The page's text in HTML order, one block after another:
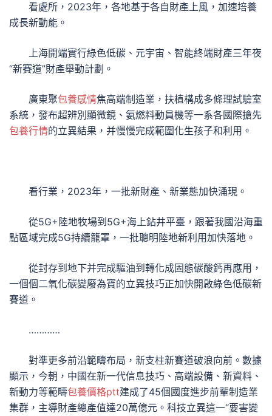
看處所，2023年，各地基于各自財產上風，加速培養
成長新動能。
上海開端實行綠色低碳、元宇宙、智能終端財產三年夜
“新賽道”財產舉動計劃。
廣東聚包養感情焦高端制造業，扶植構成多條理試驗室
系統，發布超辨別顯微鏡、氨燃料動員機等一系各國際搶先
包養行情的立異結果，并慢慢完成範圍化生孩子和利用。
看行業，2023年，一批新財產、新業態加快涌現。
從5G+陸地牧場到5G+海上鉆井平臺，跟著我國沿海重
點區域完成5G持續籠罩，一批聰明陸地新利用加快落地。
從封存到地下并完成驅油到轉化成固態碳酸鈣再應用，
一個個二氧化碳變廢為寶的立異技巧正加快開啟綠色低碳新
賽道。
…………
對準更多前沿範疇布局，新支柱新賽道破浪向前。數據
顯示，今朝，中國在新一代信息技巧、高端設備、新資料、
新動力等範疇包養價格ptt建成了45個國度進步前輩制造業
集群，主導財產總產值達20萬億元。科技立異這一“要害變